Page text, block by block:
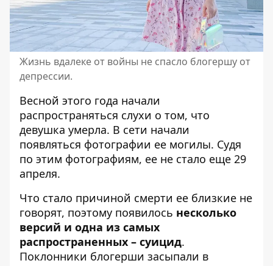
Жизнь вдалеке от войны не спасло блогершу от
депрессии.
Весной этого года начали
распространяться слухи о том, что
девушка умерла. В сети начали
появляться фотографии ее могилы. Судя
по этим фотографиям, ее не стало еще 29
апреля.
Что стало причиной смерти ее близкие не
говорят, поэтому появилось несколько
версий и одна из самых
распространенных – суицид.
Поклонники блогерши засыпали в